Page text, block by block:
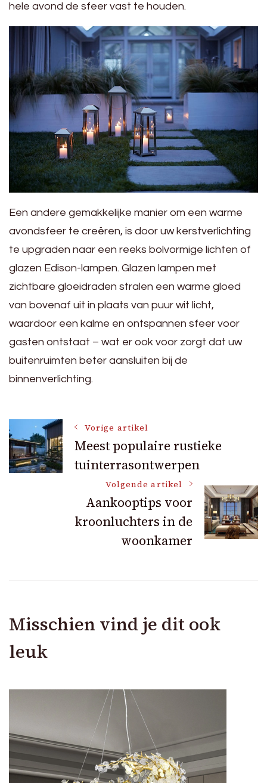
hele avond de sfeer vast te houden.
Een andere gemakkelijke manier om een ​​warme
avondsfeer te creëren, is door uw kerstverlichting
te upgraden naar een reeks bolvormige lichten of
glazen Edison-lampen. Glazen lampen met
zichtbare gloeidraden stralen een warme gloed
van bovenaf uit in plaats van puur wit licht,
waardoor een kalme en ontspannen sfeer voor
gasten ontstaat – wat er ook voor zorgt dat uw
buitenruimten beter aansluiten bij de
binnenverlichting.
Bericht
navigatie
Vorige artikel
Meest populaire rustieke
tuinterrasontwerpen
Volgende artikel
Aankooptips voor
kroonluchters in de
woonkamer
Misschien vind je dit ook
leuk